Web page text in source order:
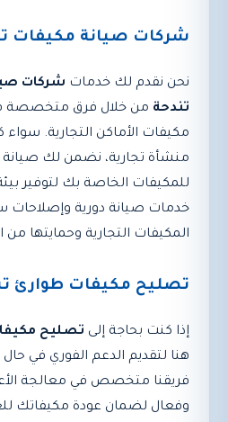
شركات صيانة مكيفات
نحن نقدم لك خدمات شركات
تندحة من خلال فرق متخصصة
مكيفات الأماكن التجارية. سواء
منشأة تجارية، نضمن لك صيانة
للمكيفات الخاصة بك لتوفير
خدمات صيانة دورية وإصلاحات
المكيفات التجارية وحمايتها
تصليح مكيفات طوارئ
إذا كنت بحاجة إلى تصليح
هنا لتقديم الدعم الفوري في
فريقنا متخصص في معالجة
وفعال لضمان عودة مكيفاتك